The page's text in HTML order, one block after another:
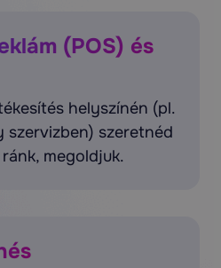
(POS) és
helyszínén (pl.
szervizben) szeretnéd
megoldjuk.